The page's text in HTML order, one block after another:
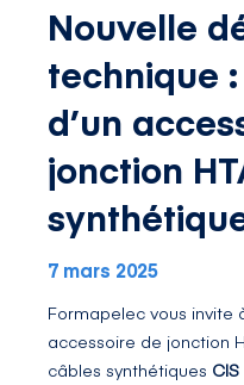
Nouvelle
technique
d’un
jonction
7 mars 2025
Formapelec vous invite
accessoire de jonction
câbles synthétiques